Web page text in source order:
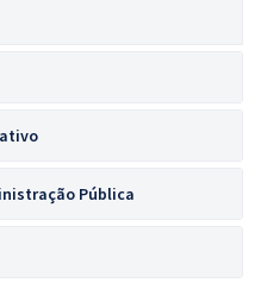
Pública